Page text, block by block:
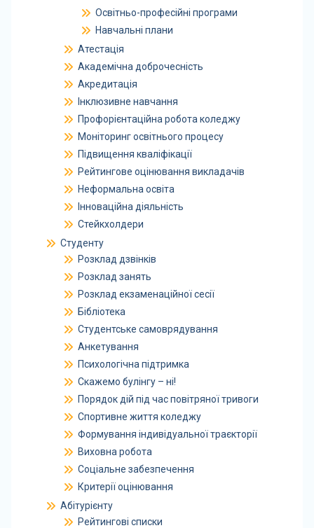
Освітньо-професійні програми
Навчальні плани
Атестація
Академічна доброчесність
Акредитація
Інклюзивне навчання
Профорієнтаційна робота коледжу
Моніторинг освітнього процесу
Підвищення кваліфікації
Рейтингове оцінювання викладачів
Неформальна освіта
Інноваційна діяльність
Стейкхолдери
Студенту
Розклад дзвінків
Розклад занять
Розклад екзаменаційної сесії
Бібліотека
Студентське самоврядування
Анкетування
Психологічна підтримка
Скажемо булінгу – ні!
Порядок дій під час повітряної тривоги
Спортивне життя коледжу
Формування індивідуальної траєкторії
Виховна робота
Соціальне забезпечення
Критерії оцінювання
Абітурієнту
Рейтингові списки